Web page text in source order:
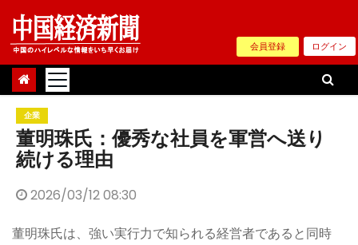
Skip
content
会員登録 ログイン
企業
董明珠氏：優秀な社員を軍営へ送り
続ける理由
2026/03/12 08:30
董明珠氏は、強い実行力で知られる経営者であると同時